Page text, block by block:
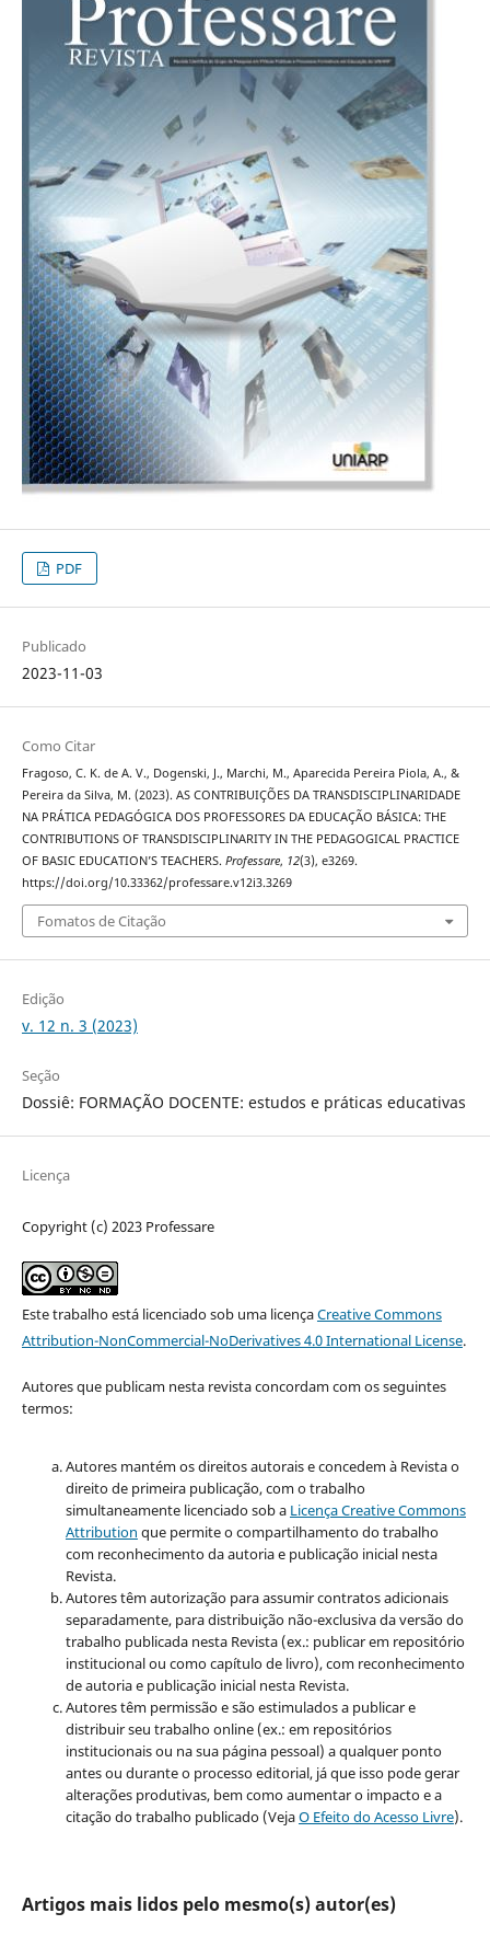
PDF
Publicado
2023-11-03
Como Citar
Fragoso, C. K. de A. V., Dogenski, J., Marchi, M., Aparecida Pereira Piola, A., &
Pereira da Silva, M. (2023). AS CONTRIBUIÇÕES DA TRANSDISCIPLINARIDADE
NA PRÁTICA PEDAGÓGICA DOS PROFESSORES DA EDUCAÇÃO BÁSICA: THE
CONTRIBUTIONS OF TRANSDISCIPLINARITY IN THE PEDAGOGICAL PRACTICE
OF BASIC EDUCATION’S TEACHERS. Professare, 12(3), e3269.
https://doi.org/10.33362/professare.v12i3.3269
Fomatos de Citação
Edição
v. 12 n. 3 (2023)
Seção
Dossiê: FORMAÇÃO DOCENTE: estudos e práticas educativas
Licença
Copyright (c) 2023 Professare
Este trabalho está licenciado sob uma licençaCreative Commons
Attribution-NonCommercial-NoDerivatives 4.0 International License.
Autores que publicam nesta revista concordam com os seguintes
termos:
Autores mantém os direitos autorais e concedem à Revista o
direito de primeira publicação, com o trabalho
simultaneamente licenciado sob a Licença Creative Commons
Attribution que permite o compartilhamento do trabalho
com reconhecimento da autoria e publicação inicial nesta
Revista.
Autores têm autorização para assumir contratos adicionais
separadamente, para distribuição não-exclusiva da versão do
trabalho publicada nesta Revista (ex.: publicar em repositório
institucional ou como capítulo de livro), com reconhecimento
de autoria e publicação inicial nesta Revista.
Autores têm permissão e são estimulados a publicar e
distribuir seu trabalho online (ex.: em repositórios
institucionais ou na sua página pessoal) a qualquer ponto
antes ou durante o processo editorial, já que isso pode gerar
alterações produtivas, bem como aumentar o impacto e a
citação do trabalho publicado (VejaO Efeito do Acesso Livre).
Artigos mais lidos pelo mesmo(s) autor(es)